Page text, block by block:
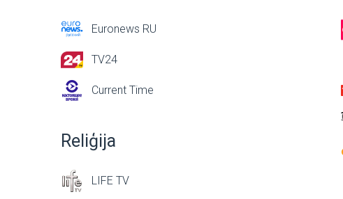
Euronews RU
TV24
Current Time
Reliģija
LIFE TV